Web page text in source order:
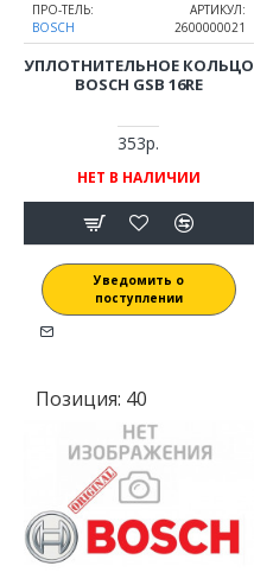
ПРО-ТЕЛЬ:
BOSCH
АРТИКУЛ:
2600000021
УПЛОТНИТЕЛЬНОЕ КОЛЬЦО
BOSCH GSB 16RE
353р.
НЕТ В НАЛИЧИИ
Уведомить о
поступлении
Позиция: 40